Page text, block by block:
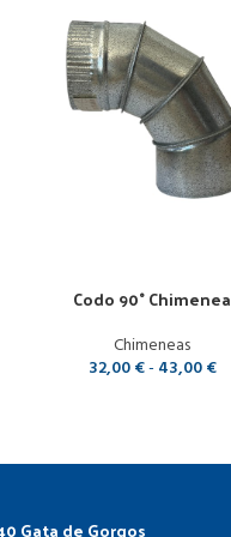
Codo 90° Chimenea
Chimeneas
32,00€- 43,00€
Gata de Gorgos